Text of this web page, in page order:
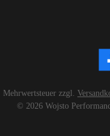
zzgl.
© 2026 Wojsto